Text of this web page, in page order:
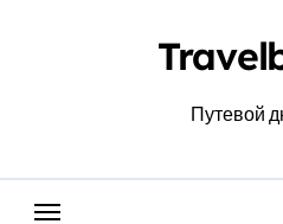
Путевой